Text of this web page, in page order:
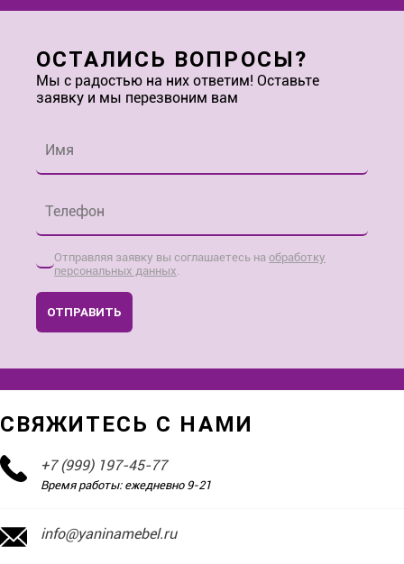
ОСТАЛИСЬ ВОПРОСЫ?
Мы с радостью на них ответим! Оставьте
заявку и мы перезвоним вам
Отправляя заявку вы соглашаетесь на обработку
персональных данных.
ОТПРАВИТЬ
СВЯЖИТЕСЬ С НАМИ
+7 (999) 197-45-77
Время работы: ежедневно 9-21
info@yaninamebel.ru